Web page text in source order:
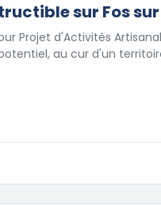
sur Fos
Projet d'Activités
au cur d'un